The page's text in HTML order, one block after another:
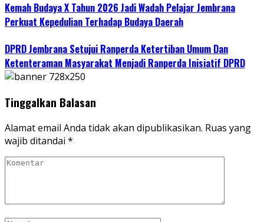
Kemah Budaya X Tahun 2026 Jadi Wadah Pelajar Jembrana
Perkuat Kepedulian Terhadap Budaya Daerah
DPRD Jembrana Setujui Ranperda Ketertiban Umum Dan
Ketenteraman Masyarakat Menjadi Ranperda Inisiatif DPRD
Tinggalkan Balasan
Alamat email Anda tidak akan dipublikasikan. Ruas yang
wajib ditandai *